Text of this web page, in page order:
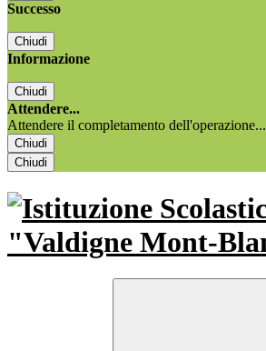
Successo
Chiudi
Informazione
Chiudi
Attendere...
Attendere il completamento dell'operazione...
Chiudi
Chiudi